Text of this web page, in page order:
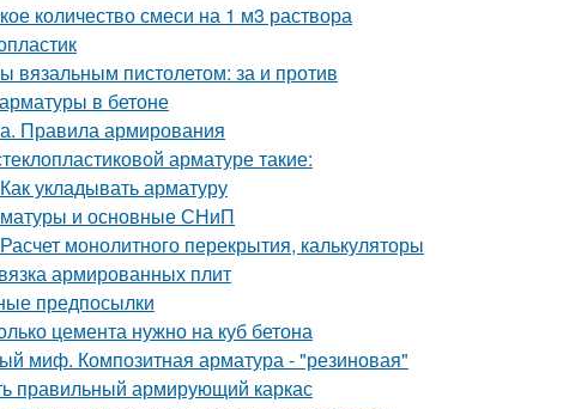
количество смеси на 1 м3 раствора
пистолетом: за и против
в бетоне
Правила армирования
арматуре такие:
укладывать арматуру
и основные СНиП
монолитного перекрытия, калькуляторы
армированных плит
предпосылки
цемента нужно на куб бетона
миф. Композитная арматура - "резиновая"
правильный армирующий каркас